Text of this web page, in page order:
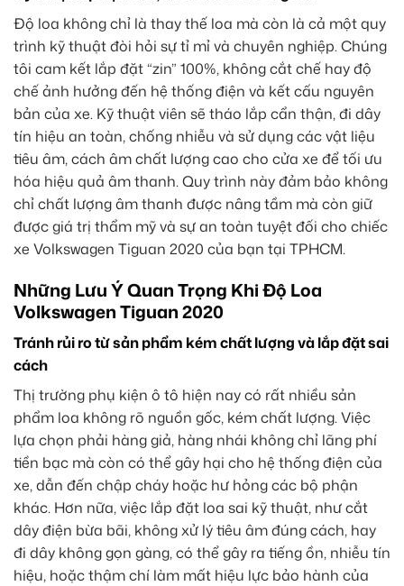
Độ loa không chỉ là thay thế loa mà còn là cả một quy
trình kỹ thuật đòi hỏi sự tỉ mỉ và chuyên nghiệp. Chúng
tôi cam kết lắp đặt “zin” 100%, không cắt chế hay độ
chế ảnh hưởng đến hệ thống điện và kết cấu nguyên
bản của xe. Kỹ thuật viên sẽ tháo lắp cẩn thận, đi dây
tín hiệu an toàn, chống nhiễu và sử dụng các vật liệu
tiêu âm, cách âm chất lượng cao cho cửa xe để tối ưu
hóa hiệu quả âm thanh. Quy trình này đảm bảo không
chỉ chất lượng âm thanh được nâng tầm mà còn giữ
được giá trị thẩm mỹ và sự an toàn tuyệt đối cho chiếc
xe Volkswagen Tiguan 2020 của bạn tại TPHCM.
Những Lưu Ý Quan Trọng Khi Độ Loa
Volkswagen Tiguan 2020
Tránh rủi ro từ sản phẩm kém chất lượng và lắp đặt sai
cách
Thị trường phụ kiện ô tô hiện nay có rất nhiều sản
phẩm loa không rõ nguồn gốc, kém chất lượng. Việc
lựa chọn phải hàng giả, hàng nhái không chỉ lãng phí
tiền bạc mà còn có thể gây hại cho hệ thống điện của
xe, dẫn đến chập cháy hoặc hư hỏng các bộ phận
khác. Hơn nữa, việc lắp đặt loa sai kỹ thuật, như cắt
dây điện bừa bãi, không xử lý tiêu âm đúng cách, hay
đi dây không gọn gàng, có thể gây ra tiếng ồn, nhiễu tín
hiệu, hoặc thậm chí làm mất hiệu lực bảo hành của